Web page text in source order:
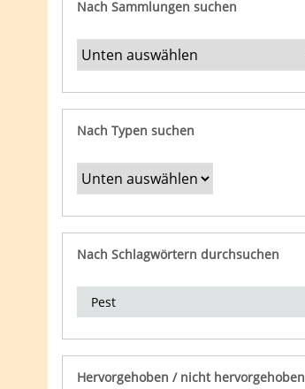
Nach Sammlungen suchen
Nach Typen suchen
Nach Schlagwörtern durchsuchen
Hervorgehoben / nicht hervorgehoben